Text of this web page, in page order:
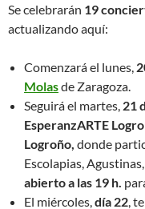
Se celebrarán 19
actualizando aquí:
Comenzará el lunes,
Molasde Zaragoza.
Seguirá el martes, 21
EsperanzARTE
Logroño, donde
Escolapias,
abierto a las 19 h.
El miércoles, día 22 ,